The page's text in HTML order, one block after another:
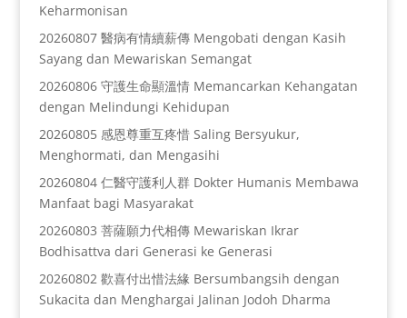
Keharmonisan
20260807 醫病有情續薪傳 Mengobati dengan Kasih
Sayang dan Mewariskan Semangat
20260806 守護生命顯溫情 Memancarkan Kehangatan
dengan Melindungi Kehidupan
20260805 感恩尊重互疼惜 Saling Bersyukur,
Menghormati, dan Mengasihi
20260804 仁醫守護利人群 Dokter Humanis Membawa
Manfaat bagi Masyarakat
20260803 菩薩願力代相傳 Mewariskan Ikrar
Bodhisattva dari Generasi ke Generasi
20260802 歡喜付出惜法緣 Bersumbangsih dengan
Sukacita dan Menghargai Jalinan Jodoh Dharma